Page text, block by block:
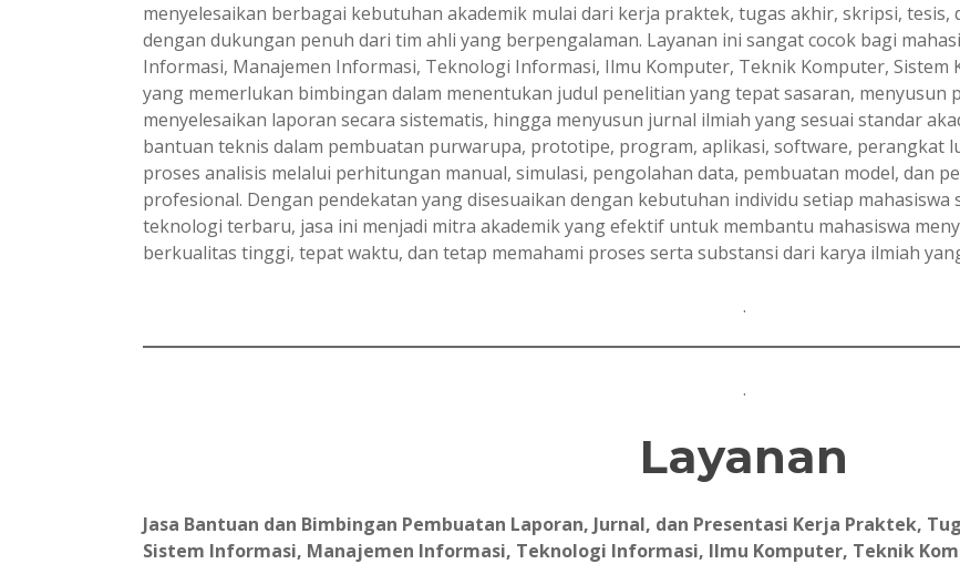
menyelesaikan berbagai kebutuhan akademik mulai dari kerja praktek, tugas akhir, skripsi,
dengan dukungan penuh dari tim ahli yang berpengalaman. Layanan ini sangat cocok bagi
Informasi, Manajemen Informasi, Teknologi Informasi, Ilmu Komputer, Teknik Komputer, Sistem
yang memerlukan bimbingan dalam menentukan judul penelitian yang tepat sasaran, menyusun
menyelesaikan laporan secara sistematis, hingga menyusun jurnal ilmiah yang sesuai standar
bantuan teknis dalam pembuatan purwarupa, prototipe, program, aplikasi, software, perangkat
proses analisis melalui perhitungan manual, simulasi, pengolahan data, pembuatan model, dan
profesional. Dengan pendekatan yang disesuaikan dengan kebutuhan individu setiap
teknologi terbaru, jasa ini menjadi mitra akademik yang efektif untuk membantu mahasiswa
berkualitas tinggi, tepat waktu, dan tetap memahami proses serta substansi dari karya ilmiah
.
.
Layanan
Jasa Bantuan dan Bimbingan Pembuatan Laporan, Jurnal, dan Presentasi Kerja Praktek,
Sistem Informasi, Manajemen Informasi, Teknologi Informasi, Ilmu Komputer, Teknik